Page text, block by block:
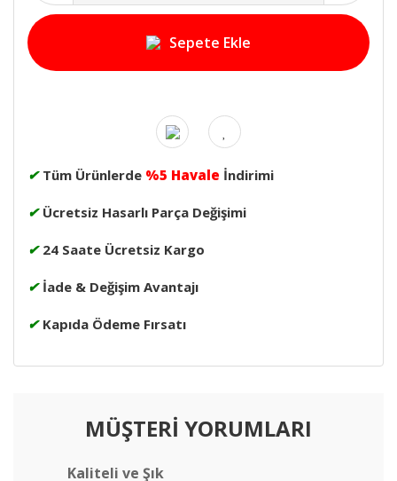
Sepete Ekle
✔ Tüm Ürünlerde %5 Havale İndirimi
✔ Ücretsiz Hasarlı Parça Değişimi
✔ 24 Saate Ücretsiz Kargo
✔ İade & Değişim Avantajı
✔ Kapıda Ödeme Fırsatı
MÜŞTERİ YORUMLARI
Kaliteli ve Şık